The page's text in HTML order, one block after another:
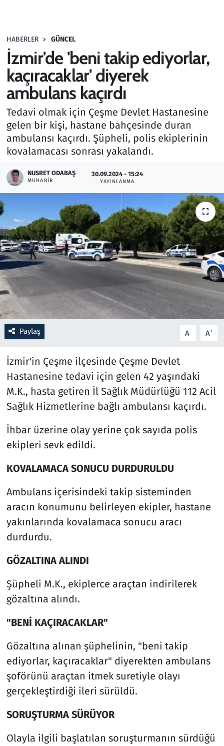
HABERLER GÜNCEL
İzmir'de 'beni takip ediyorlar,
kaçıracaklar' diyerek
ambulans kaçırdı
Tedavi olmak için Çeşme Devlet Hastanesine
gelen bir kişi, hastane bahçesinde duran
ambulansı kaçırdı. Şüpheli, polis ekiplerinin
kovalamacası sonrası yakalandı.
NUSRET ODABAŞ
MUHABIR
30.09.2024 - 15:24
YAYINLANMA
Paylaş A- A+
İzmir'in Çeşme ilçesinde Çeşme Devlet
Hastanesine tedavi için gelen 42 yaşındaki
M.K., hasta getiren İl Sağlık Müdürlüğü 112 Acil
Sağlık Hizmetlerine bağlı ambulansı kaçırdı.
İhbar üzerine olay yerine çok sayıda polis
ekipleri sevk edildi.
KOVALAMACA SONUCU DURDURULDU
Ambulans içerisindeki takip sisteminden
aracın konumunu belirleyen ekipler, hastane
yakınlarında kovalamaca sonucu aracı
durdurdu.
GÖZALTINA ALINDI
Şüpheli M.K., ekiplerce araçtan indirilerek
gözaltına alındı.
"BENİ KAÇIRACAKLAR"
Gözaltına alınan şüphelinin, "beni takip
ediyorlar, kaçıracaklar" diyerekten ambulans
şoförünü araçtan itmek suretiyle olayı
gerçekleştirdiği ileri sürüldü.
SORUŞTURMA SÜRÜYOR
Olayla ilgili başlatılan soruşturmanın sürdüğü
Haber
Kültür Sanat
Kurumsal Haberler
Lezzet Durağı
Memur ve Kamu
Otomobil
Oyun
Ramazan
Resmi İlanlar
Sağlık
Savunma Sanayi
Spor
Teknoloji ve Bilim
Televizyon